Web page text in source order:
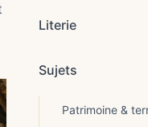
Literie
Sujets
Patrimoine &
été annoncé les 21
h, sous les Ha...